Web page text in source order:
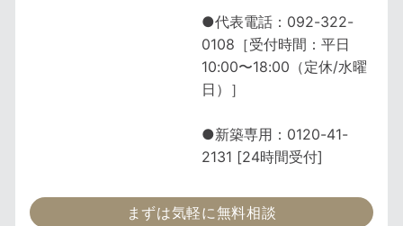
●代表電話：092-322-
0108［受付時間：平日
10:00〜18:00（定休/水曜
日）］
●新築専用：0120-41-
2131 [24時間受付]
まずは気軽に無料相談